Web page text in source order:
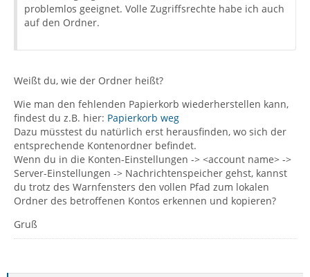
problemlos geeignet. Volle Zugriffsrechte habe ich auch
auf den Ordner.
Weißt du, wie der Ordner heißt?
Wie man den fehlenden Papierkorb wiederherstellen kann,
findest du z.B. hier: Papierkorb weg
Dazu müsstest du natürlich erst herausfinden, wo sich der
entsprechende Kontenordner befindet.
Wenn du in die Konten-Einstellungen -> <account name> ->
Server-Einstellungen -> Nachrichtenspeicher gehst, kannst
du trotz des Warnfensters den vollen Pfad zum lokalen
Ordner des betroffenen Kontos erkennen und kopieren?
Gruß